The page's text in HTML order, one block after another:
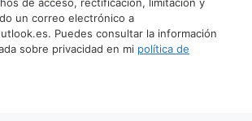
de acceso, rectificación, limitación y
un correo electrónico a
Puedes consultar la información
sobre privacidad en mi política de